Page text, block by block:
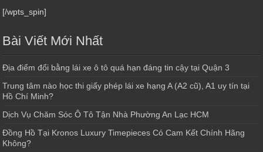
[/wpts_spin]
Bài Viết Mới Nhất
Địa điểm đổi bằng lái xe ô tô quá hạn đáng tin cậy tại Quận 3
Trung tâm nào học thi giấy phép lái xe hạng A (A2 cũ), A1 uy tín tại
Hồ Chí Minh?
Dịch Vụ Chăm Sóc Ô Tô Tận Nhà Phường An Lạc HCM
Đồng Hồ Tại Kronos Luxury Timepieces Có Cam Kết Chính Hãng
Không?